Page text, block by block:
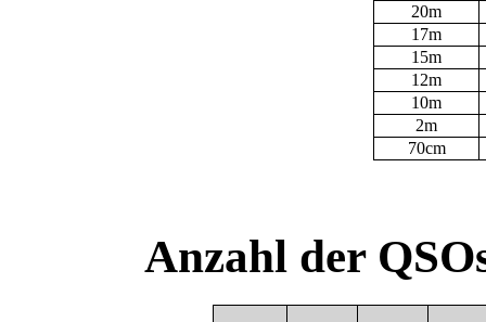
20m
17m
15m
12m
10m
2m
70cm
Anzahl der